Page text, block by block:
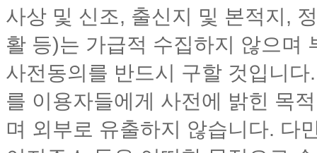
사상 및 신조, 출신지 및 본적지,
활 등)는 가급적 수집하지 않으며
사전동의를 반드시 구할 것입니
를 이용자들에게 사전에 밝힌 목
며 외부로 유출하지 않습니다. 다